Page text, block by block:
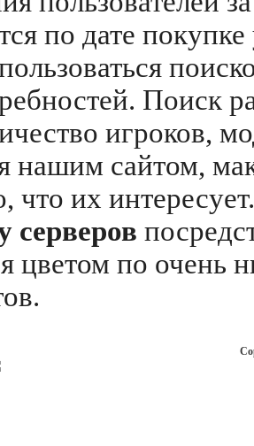
по дате
Поиск
игроков,
нашим сайтом,
что их
серверов
цветом по очень